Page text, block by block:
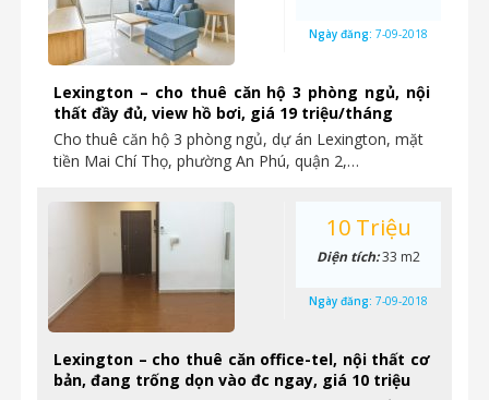
Lexington – cho thuê căn hộ 3 phòng ngủ, nội
thất đầy đủ, view hồ bơi, giá 19 triệu/tháng
Cho thuê căn hộ 3 phòng ngủ, dự án Lexington, mặt
tiền Mai Chí Thọ, phường An Phú, quận 2,…
Ngày đăng: 7-09-2018
Lexington – cho thuê căn office-tel, nội thất cơ
bản, đang trống dọn vào đc ngay, giá 10 triệu
10 Triệu
Diện tích:33 m2
Ngày đăng: 7-09-2018